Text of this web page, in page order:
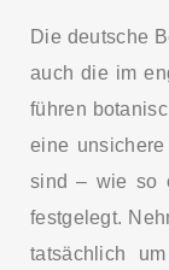
Die deutsche
auch die im
führen
eine
sind – wie so
festgelegt.
tatsächlich